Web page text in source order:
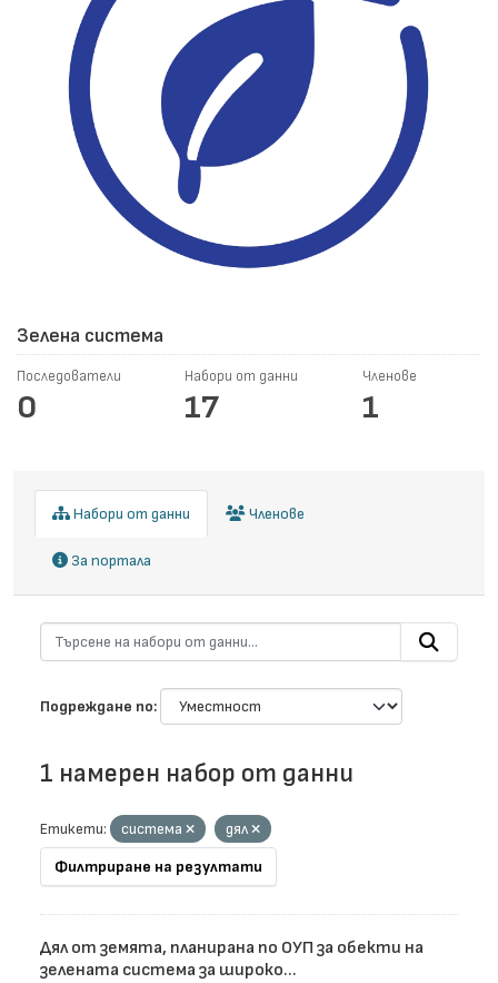
Зелена система
Последователи
0
Набори от данни
17
Членове
1
Набори от данни Членове
За портала
Подреждане по
1 намерен набор от данни
Етикети: система
дял
Филтриране на резултати
Дял от земята, планирана по ОУП за обекти на
зелената система за широко...